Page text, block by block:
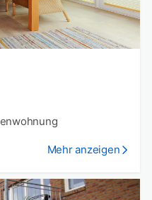
Mehr anzeigen